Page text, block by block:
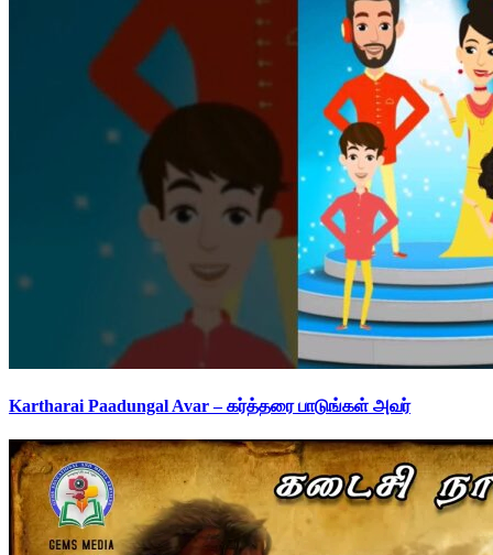
Kartharai Paadungal Avar – கர்த்தரை பாடுங்கள் அவர்